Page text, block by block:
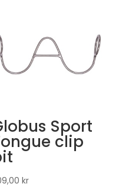
Sport
clip
kr